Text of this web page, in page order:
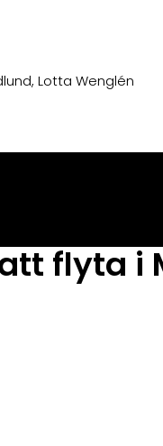
Lotta Wenglén
flyta i